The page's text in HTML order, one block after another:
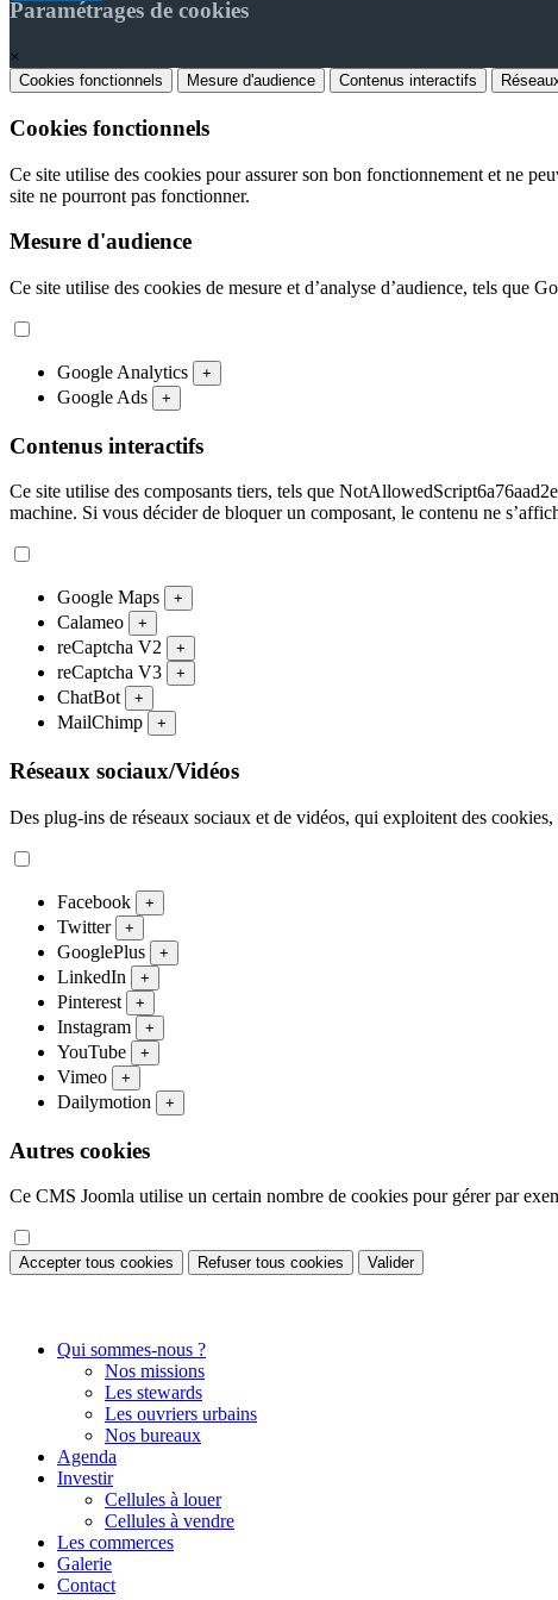
Paramétrages de cookies
×
Cookies fonctionnels Mesure d'audience Contenus interactifs
Cookies fonctionnels
Ce site utilise des cookies pour assurer son bon fonctionnement et ne
site ne pourront pas fonctionner.
Mesure d'audience
Ce site utilise des cookies de mesure et d’analyse d’audience, tels que
Google Analytics +
Google Ads +
Contenus interactifs
Ce site utilise des composants tiers, tels que
machine. Si vous décider de bloquer un composant, le contenu ne
Google Maps +
Calameo +
reCaptcha V2 +
reCaptcha V3 +
ChatBot +
MailChimp +
Réseaux sociaux/Vidéos
Des plug-ins de réseaux sociaux et de vidéos, qui exploitent des
Facebook +
Twitter +
GooglePlus +
LinkedIn +
Pinterest +
Instagram +
YouTube +
Vimeo +
Dailymotion +
Autres cookies
Ce CMS Joomla utilise un certain nombre de cookies pour gérer par
Accepter tous cookies Refuser tous cookies Valider
Qui sommes-nous ?
Nos missions
Les stewards
Les ouvriers urbains
Nos bureaux
Agenda
Investir
Cellules à louer
Cellules à vendre
Les commerces
Galerie
Contact